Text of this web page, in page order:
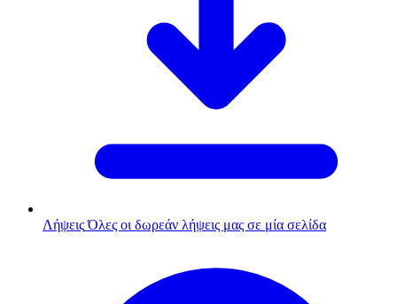
Λήψεις Όλες οι δωρεάν λήψεις μας σε μία σελίδα